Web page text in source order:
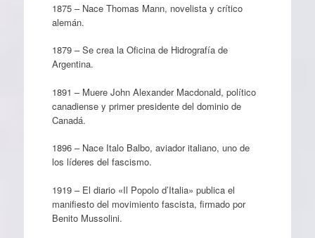
1875 – Nace Thomas Mann, novelista y crítico
alemán.
1879 – Se crea la Oficina de Hidrografía de
Argentina.
1891 – Muere John Alexander Macdonald, político
canadiense y primer presidente del dominio de
Canadá.
1896 – Nace Italo Balbo, aviador italiano, uno de
los líderes del fascismo.
1919 – El diario «Il Popolo d’Italia» publica el
manifiesto del movimiento fascista, firmado por
Benito Mussolini.